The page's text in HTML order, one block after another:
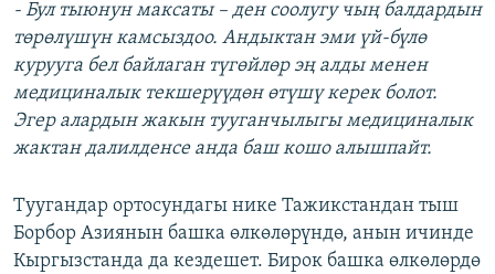
- Бул тыюнун максаты – ден соолугу чың балдардын
төрөлүшүн камсыздоо. Андыктан эми үй-бүлө
курууга бел байлаган түгөйлөр эң алды менен
медициналык текшерүүдөн өтүшү керек болот.
Эгер алардын жакын тууганчылыгы медициналык
жактан далилденсе анда баш кошо алышпайт.
Туугандар ортосундагы нике Тажикстандан тыш
Борбор Азиянын башка өлкөлөрүндө, анын ичинде
Кыргызстанда да кездешет. Бирок башка өлкөлөрдө